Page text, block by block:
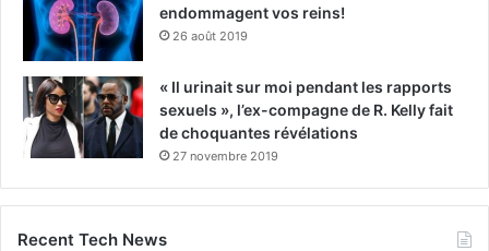
endommagent vos reins!
26 août 2019
« Il urinait sur moi pendant les rapports
sexuels », l’ex-compagne de R. Kelly fait
de choquantes révélations
27 novembre 2019
Recent Tech News